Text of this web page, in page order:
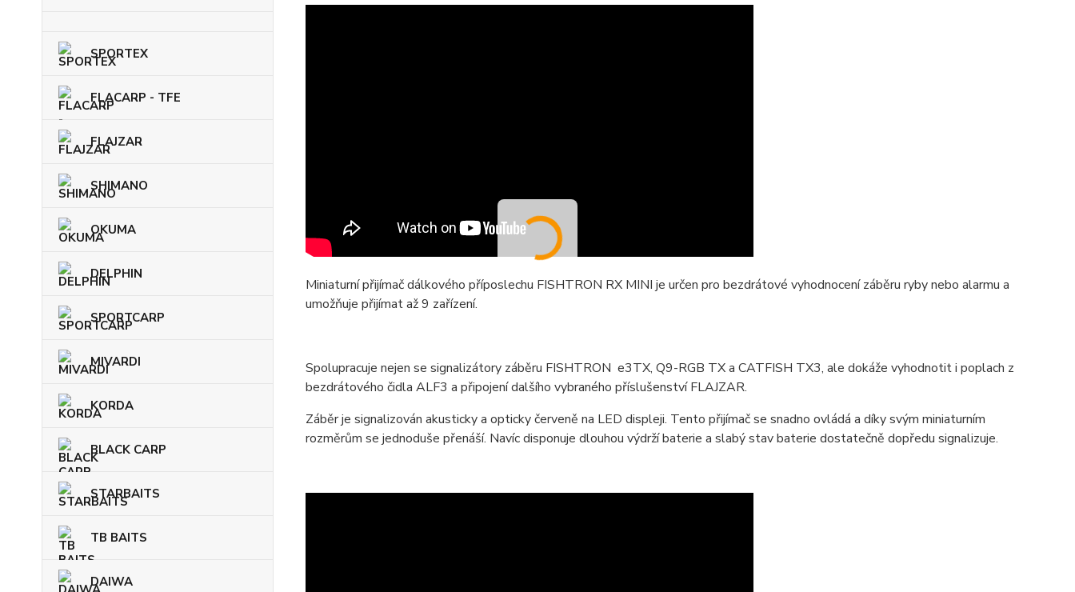
SPORTEX
FLACARP - TFE
FLAJZAR
SHIMANO
OKUMA
DELPHIN
SPORTCARP
MIVARDI
KORDA
BLACK CARP
STARBAITS
TB BAITS
DAIWA
Miniaturní přijímač dálkového příposlechu FISHTRON RX MINI je určen pro bezdrátové vyhodnocení záběru ryby nebo alarmu a
umožňuje přijímat až 9 zařízení.
Spolupracuje nejen se signalizátory záběru FISHTRON e3TX, Q9-RGB TX a CATFISH TX3, ale dokáže vyhodnotit i poplach z
bezdrátového čidla ALF3 a připojení dalšího vybraného příslušenství FLAJZAR.
Záběr je signalizován akusticky a opticky červeně na LED displeji. Tento přijímač se snadno ovládá a díky svým miniaturním
rozměrům se jednoduše přenáší. Navíc disponuje dlouhou výdrží baterie a slabý stav baterie dostatečně dopředu signalizuje.